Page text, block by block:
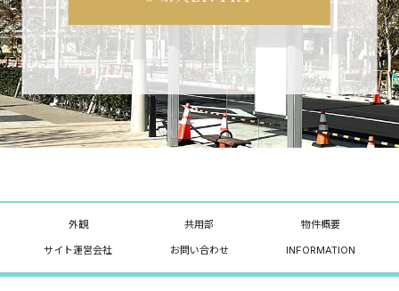
外観 共用部 物件概要
サイト運営会社 お問い合わせ INFORMATION